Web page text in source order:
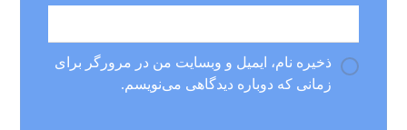
ذخیره نام، ایمیل و وبسایت من در مرورگر برای
زمانی که دوباره دیدگاهی می‌نویسم.